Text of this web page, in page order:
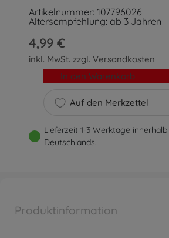
Artikelnummer: 107796026
Altersempfehlung: ab 3 Jahren
4,99 €
inkl. MwSt. zzgl.Versandkosten
Auf den Merkzettel
In den Warenkorb
Lieferzeit 1-3 Werktage innerhalb
Deutschlands.
Produktinformation